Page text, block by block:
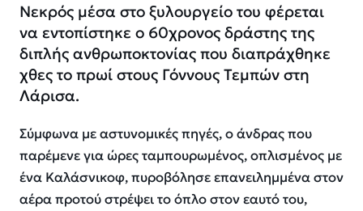
Νεκρός μέσα στο ξυλουργείο του φέρεται
να εντοπίστηκε ο 60χρονος δράστης της
διπλής ανθρωποκτονίας που διαπράχθηκε
χθες το πρωί στους Γόννους Τεμπών στη
Λάρισα.
Σύμφωνα με αστυνομικές πηγές, ο άνδρας που
παρέμενε για ώρες ταμπουρωμένος, οπλισμένος με
ένα Καλάσνικοφ, πυροβόλησε επανειλημμένα στον
αέρα προτού στρέψει το όπλο στον εαυτό του,